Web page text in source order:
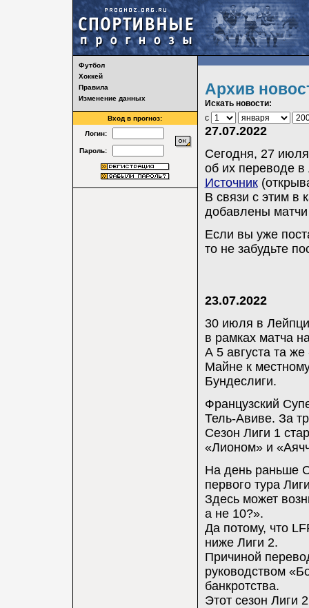
Футбол
Хоккей
Правила
Изменение данных
Вход в прогноз:
Логин:
Пароль:
Архив
Искать новости:
с
27.07.2022
Сегодня, 27
об их переводе
Источник
В связи с этим в
добавлены
Если вы уже
то не забудьте
23.07.2022
30 июля в
в рамках матча
А 5 августа та
Майне к
Бундеслиги.
Французский
Тель-Авиве. За
Сезон Лиги 1
«Лионом» и
На день раньше
первого тура
Здесь может
а не 10?».
Да потому, что
ниже Лиги 2.
Причиной
руководством
банкротства.
Этот сезон Лиги